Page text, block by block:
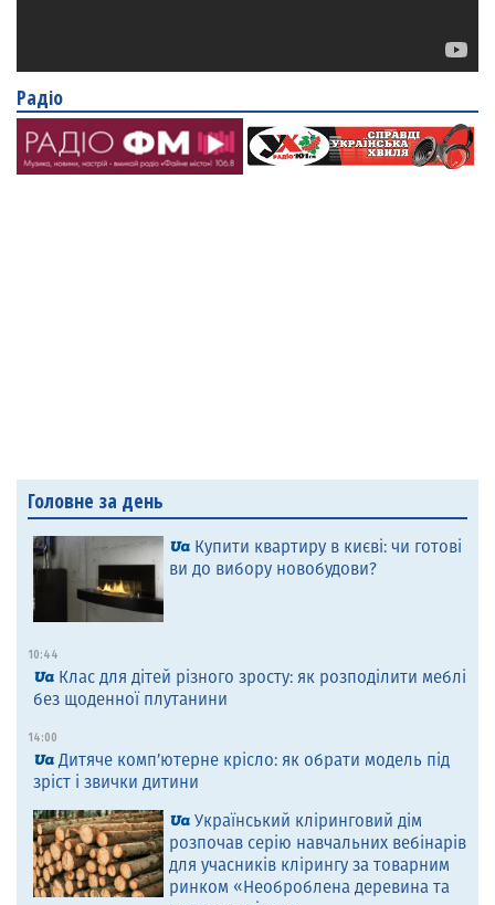
Радіо
Головне за день
Купити квартиру в києві: чи готові
ви до вибору новобудови?
10:44
Клас для дітей різного зросту: як розподілити меблі
без щоденної плутанини
14:00
Дитяче комп’ютерне крісло: як обрати модель під
зріст і звички дитини
Український кліринговий дім
розпочав серію навчальних вебінарів
для учасників клірингу за товарним
ринком «Необроблена деревина та